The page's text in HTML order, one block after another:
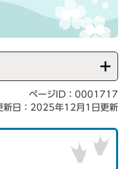
ページID：0001717
新日：2025年12月1日更新